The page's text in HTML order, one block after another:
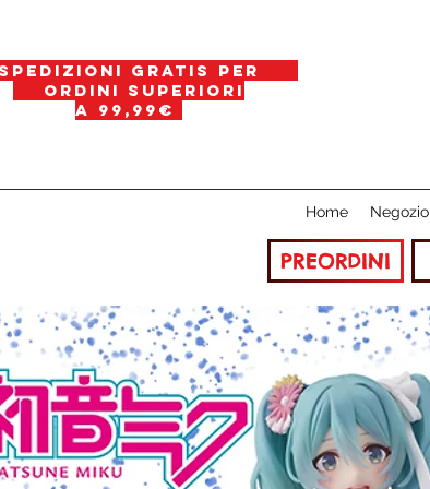
gratis per
ordini superiori
a 99,99€
Home Negozio
PREORDINI